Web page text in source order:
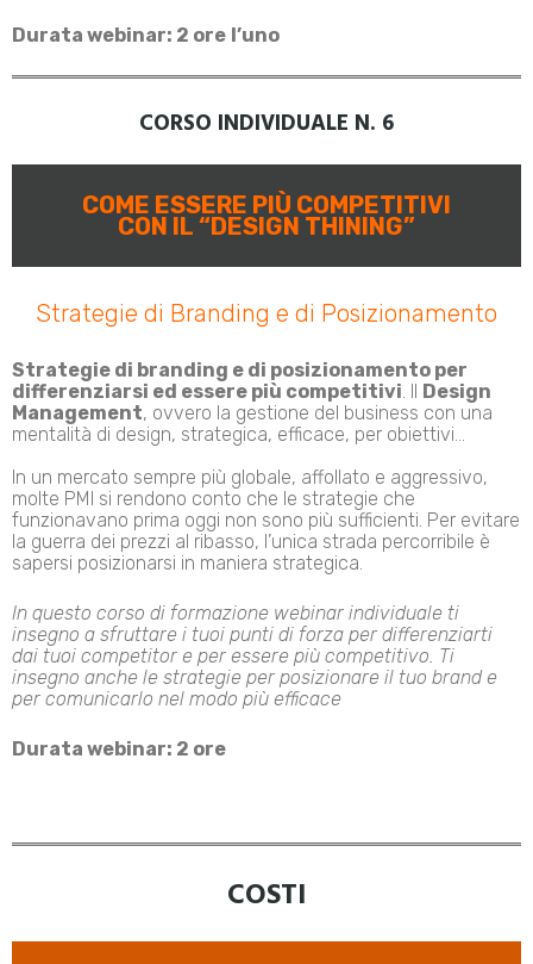
Durata webinar: 2 ore l’uno
CORSO INDIVIDUALE N. 6
COME ESSERE PIÙ COMPETITIVI
CON IL “DESIGN THINING”
Strategie di Branding e di Posizionamento
Strategie di branding e di posizionamento per
differenziarsi ed essere più competitivi. Il Design
Management, ovvero la gestione del business con una
mentalità di design, strategica, efficace, per obiettivi…
In un mercato sempre più globale, affollato e aggressivo,
molte PMI si rendono conto che le strategie che
funzionavano prima oggi non sono più sufficienti. Per evitare
la guerra dei prezzi al ribasso, l’unica strada percorribile è
sapersi posizionarsi in maniera strategica.
In questo corso di formazione webinar individuale ti
insegno a sfruttare i tuoi punti di forza per differenziarti
dai tuoi competitor e per essere più competitivo. Ti
insegno anche le strategie per posizionare il tuo brand e
per comunicarlo nel modo più efficace
Durata webinar: 2 ore
COSTI